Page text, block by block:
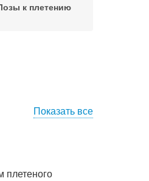
к плетению
Показать все
плетеного